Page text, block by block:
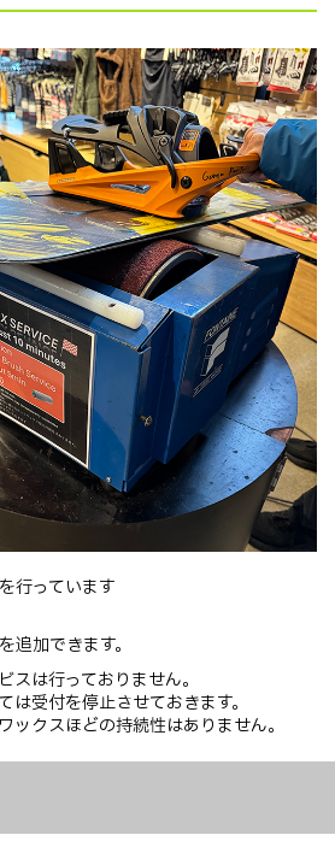
行っています
追加できます。
は行っておりません。
受付を停止させておきます。
クスほどの持続性はありません。